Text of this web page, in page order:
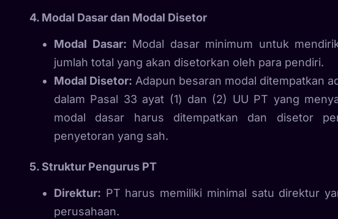
4. Modal Dasar dan Modal Disetor
Modal Dasar: Modal dasar minimum untuk
jumlah total yang akan disetorkan oleh para pendiri.
Modal Disetor: Adapun besaran modal ditempatkan
dalam Pasal 33 ayat (1) dan (2) UU PT yang
modal dasar harus ditempatkan dan disetor
penyetoran yang sah.
5. Struktur Pengurus PT
Direktur: PT harus memiliki minimal satu direktur
perusahaan.